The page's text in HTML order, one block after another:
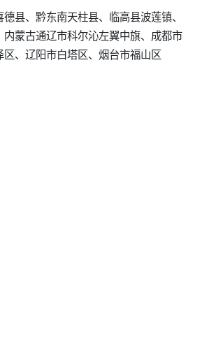
县、黔东南天柱县、临高县波莲镇、
蒙古通辽市科尔沁左翼中旗、成都市
、辽阳市白塔区、烟台市福山区